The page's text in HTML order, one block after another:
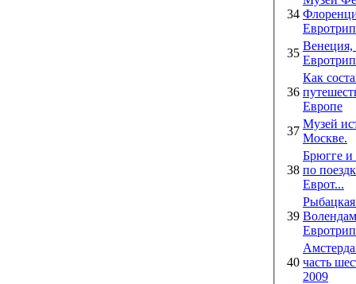
34
35
Венеция,
36
Как
Европе
37
Музей
Москве.
38
Брюгге и
по
Еврот...
39
40 часть
2009